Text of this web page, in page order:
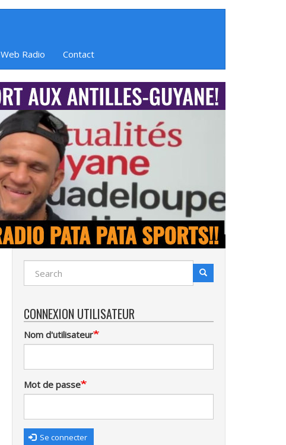
Web Radio Contact
Recherche Search
CONNEXION UTILISATEUR
Nom d'utilisateur
Mot de passe
Se connecter